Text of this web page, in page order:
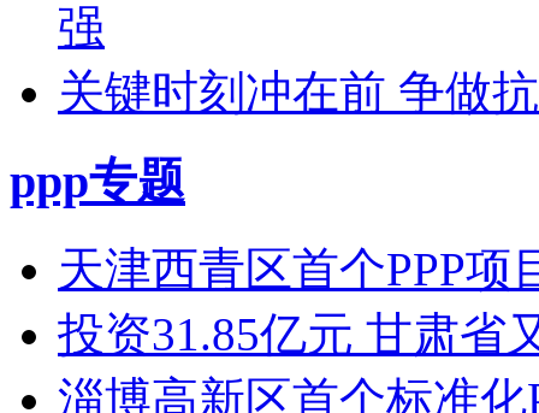
强
关键时刻冲在前 争做
ppp专题
天津西青区首个PPP项
投资31.85亿元 甘肃省
淄博高新区首个标准化